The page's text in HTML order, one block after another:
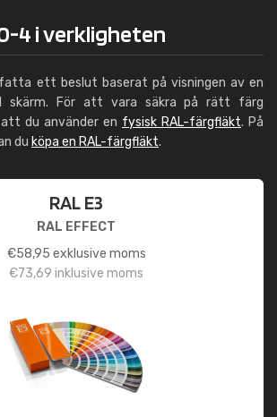
4 i verkligheten
ett beslut baserat på visningen av en
skärm. För att vara säkra på rätt färg
du använder en fysisk RAL-färgfläkt. På
du köpa en RAL-färgfläkt.
RAL E3
RAL EFFECT
€58,95 exklusive moms
€73,69 inklusive moms